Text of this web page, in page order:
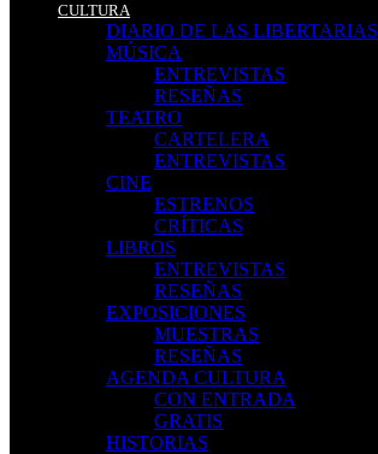
CULTURA
DIARIO DE LAS LIBERTARIAS
MÚSICA
ENTREVISTAS
RESEÑAS
TEATRO
CARTELERA
ENTREVISTAS
CINE
ESTRENOS
CRÍTICAS
LIBROS
ENTREVISTAS
RESEÑAS
EXPOSICIONES
MUESTRAS
RESEÑAS
AGENDA CULTURA
CON ENTRADA
GRATIS
HISTORIAS